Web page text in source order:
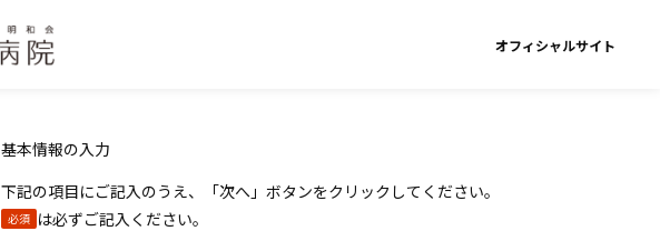
オフィシャルサイト
基本情報の入力
下記の項目にご記入のうえ、「次へ」ボタンをクリックしてください。
必須 は必ずご記入ください。